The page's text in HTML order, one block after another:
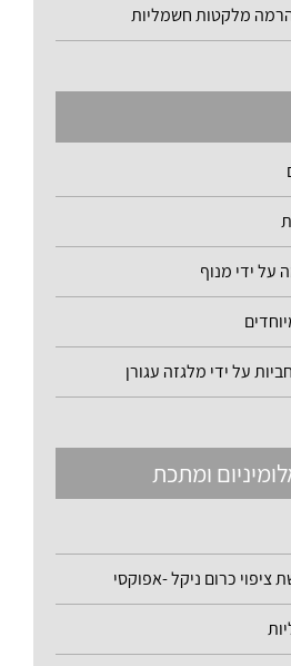
מלקטות חשמליות
על ידי מנוף
על ידי מלגזה עגורן
ומתכת
ציפוי כרום ניקל -אפוקסי